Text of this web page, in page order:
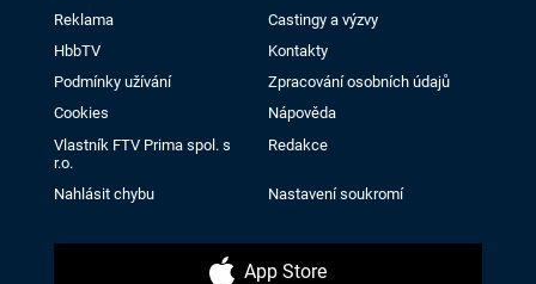
Reklama
Castingy a výzvy
HbbTV
Kontakty
Podmínky užívání
Zpracování osobních údajů
Cookies
Nápověda
Vlastník FTV Prima spol. s
r.o.
Redakce
Nahlásit chybu Nastavení soukromí
App Store